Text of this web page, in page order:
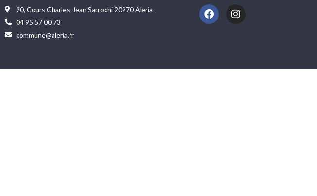
20, Cours Charles-Jean Sarrochi 20270 Aleria
04 95 57 00 73
commune@aleria.fr